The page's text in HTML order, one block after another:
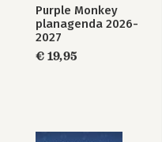
Purple Monkey
planagenda 2026-
2027
€ 19,95